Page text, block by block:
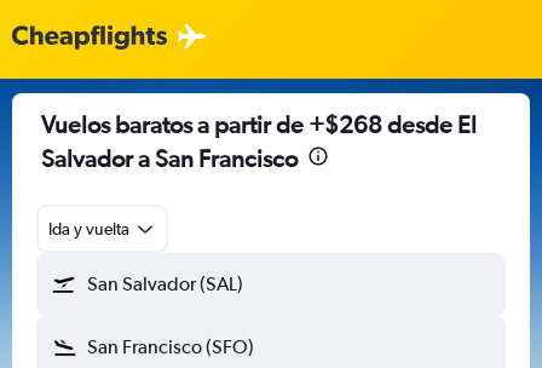
Vuelos baratos a partir de +$268 desde El
Salvador a San Francisco
Ida y vuelta
San Salvador (SAL)
San Francisco (SFO)